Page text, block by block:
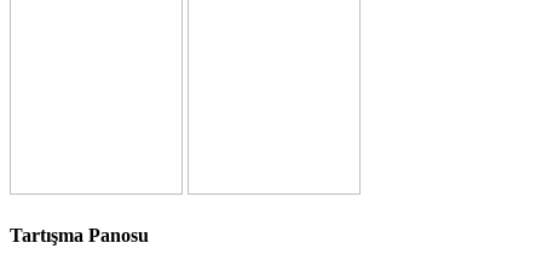
Tartışma Panosu